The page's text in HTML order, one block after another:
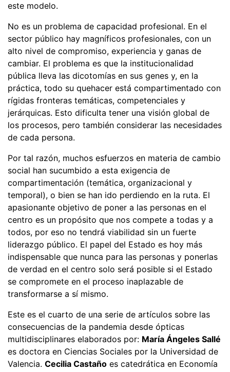
este modelo.
No es un problema de capacidad profesional. En el
sector público hay magníficos profesionales, con un
alto nivel de compromiso, experiencia y ganas de
cambiar. El problema es que la institucionalidad
pública lleva las dicotomías en sus genes y, en la
práctica, todo su quehacer está compartimentado con
rígidas fronteras temáticas, competenciales y
jerárquicas. Esto dificulta tener una visión global de
los procesos, pero también considerar las necesidades
de cada persona.
Por tal razón, muchos esfuerzos en materia de cambio
social han sucumbido a esta exigencia de
compartimentación (temática, organizacional y
temporal), o bien se han ido perdiendo en la ruta. El
apasionante objetivo de poner a las personas en el
centro es un propósito que nos compete a todas y a
todos, por eso no tendrá viabilidad sin un fuerte
liderazgo público. El papel del Estado es hoy más
indispensable que nunca para las personas y ponerlas
de verdad en el centro solo será posible si el Estado
se compromete en el proceso inaplazable de
transformarse a sí mismo.
Este es el cuarto de una serie de artículos sobre las
consecuencias de la pandemia desde ópticas
multidisciplinares elaborados por: María Ángeles Sallé
es doctora en Ciencias Sociales por la Universidad de
Valencia. Cecilia Castaño es catedrática en Economía